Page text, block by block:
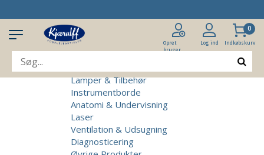
Opret
bruger
Log ind
0
Indkøbskurv
Klinikudstyr
Patientstole
Massagebrikse
Lamper & Tilbehør
Instrumentborde
Anatomi & Undervisning
Laser
Ventilation & Udsugning
Diagnosticering